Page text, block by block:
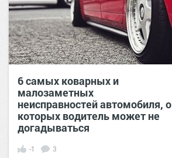
6 самых коварных и
малозаметных
неисправностей автомобиля, о
которых водитель может не
догадываться
-1 3